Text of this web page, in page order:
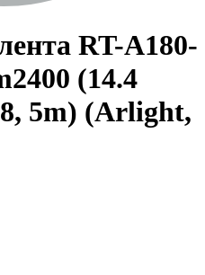
RT-A180-
(14.4
5m) (Arlight,